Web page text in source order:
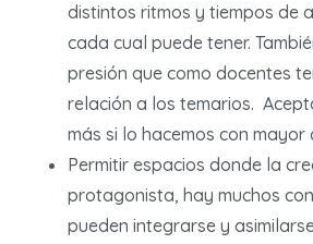
distintos ritmos y tiempos de
cada cual puede tener.
presión que como docentes
relación a los temarios.
más si lo hacemos con
Permitir espacios donde la
protagonista, hay muchos
pueden integrarse y